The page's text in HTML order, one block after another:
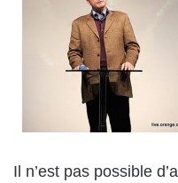
Il n’est pas possible